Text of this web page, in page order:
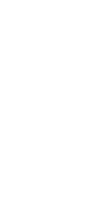
zdjęcia.